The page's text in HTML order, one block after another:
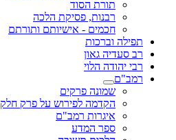
תורת הסוד
רבנות, פסיקת הלכה
חכמים - אישיותם ותורתם
תפילה וברכות
רב סעדיה גאון
רבי יהודה הלוי
רמב"ם
שמונה פרקים
הקדמה לפירוש על פרק חלק
איגרות רמב"ם
ספר המדע